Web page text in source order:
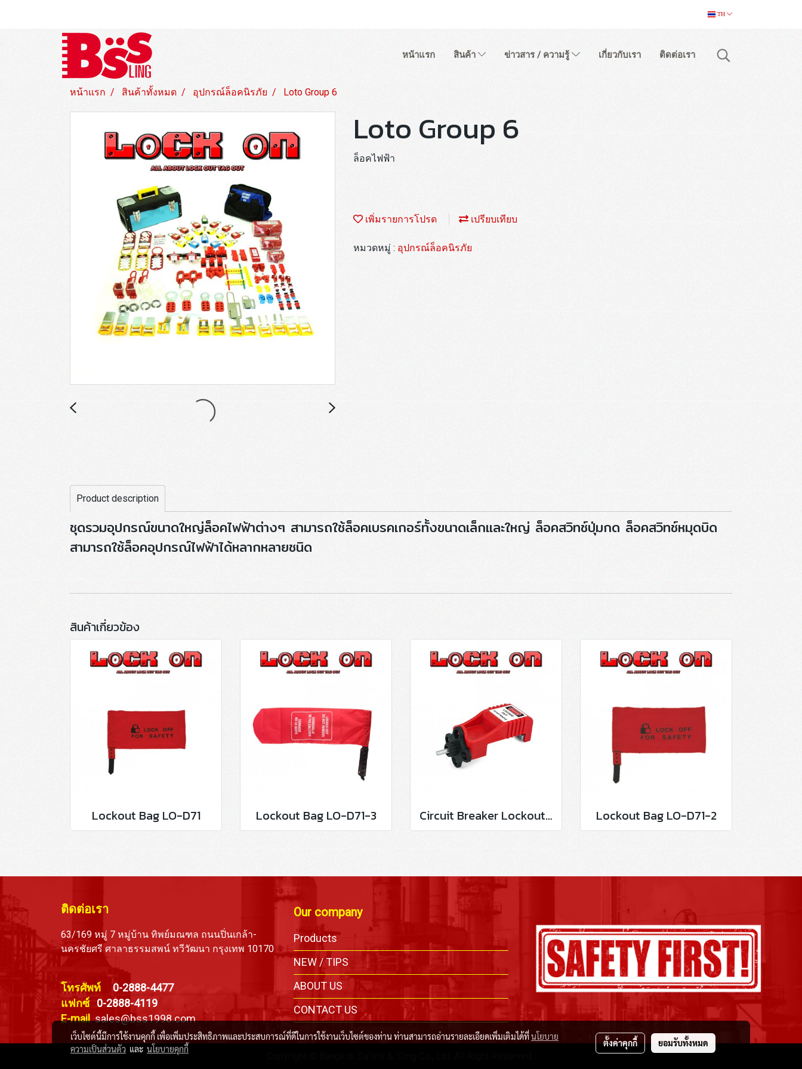
TH
หน้าแรก สินค้า ข่าวสาร / ความรู้ เกี่ยวกับเรา ติดต่อเรา
หน้าแรก สินค้าทั้งหมด อุปกรณ์ล็อคนิรภัย Loto Group 6
Loto Group 6
ล็อคไฟฟ้า
เพิ่มรายการโปรด เปรียบเทียบ
หมวดหมู่ : อุปกรณ์ล็อคนิรภัย
Product description
ชุดรวมอุปกรณ์ขนาดใหญ่ล็อคไฟฟ้าต่างๆ สามารถใช้ล็อคเบรคเกอร์ทั้งขนาดเล็กและใหญ่ ล็อคสวิทช์ปุ่มกด ล็อคสวิทช์หมุดบิด
สามารถใช้ล็อคอุปกรณ์ไฟฟ้าได้หลากหลายชนิด
สินค้าเกี่ยวข้อง
Lockout Bag LO-D71 Lockout Bag LO-D71-3 Circuit Breaker Lockout LO-D100 Lockout Bag LO-D71-2
ติดต่อเรา
63/169 หมู่ 7 หมู่บ้าน ทิพย์มณฑล ถนนปิ่นเกล้า-
นครชัยศรี ศาลาธรรมสพน์ ทวีวัฒนา กรุงเทพ 10170
โทรศัพท์0-2888-4477
แฟกซ์ 0-2888-4119
E-mail sales@bss1998.com
Our company
Products
NEW / TIPS
ABOUT US
CONTACT US
เว็บไซต์นี้มีการใช้งานคุกกี้ เพื่อเพิ่มประสิทธิภาพและประสบการณ์ที่ดีในการใช้งานเว็บไซต์ของท่าน ท่านสามารถอ่านรายละเอียดเพิ่มเติมได้ที่นโยบาย
ความเป็นส่วนตัว และ นโยบายคุกกี้
ตั้งค่าคุกกี้ ยอมรับทั้งหมด